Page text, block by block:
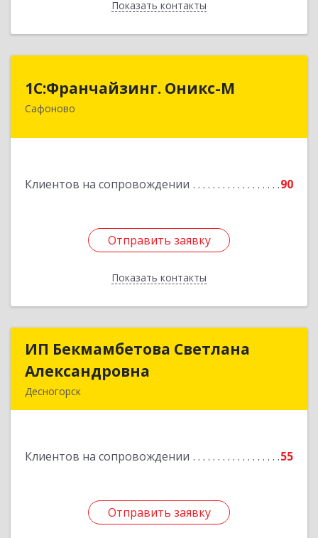
Показать контакты
Назад
1С:Франчайзинг. Оникс-М
Сафоново
Клиентов на сопровождении 90
Отправить заявку
Показать контакты
1С:Франчайзинг. Оникс-М
215500, Смоленская обл, Сафоновский р-н,
Отправить заявку
Назад
ИП Бекмамбетова Светлана
Александровна
Десногорск
Клиентов на сопровождении 55
Отправить заявку
ИП Бекмамбетова Светлана
Подробнее
Отправить заявку